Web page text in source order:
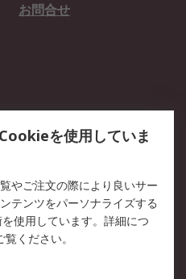
お問合せ
採用情報
コーポレートサイト
を使用していま
やご注文の際により良いサー
テンツをパーソナライズする
使用しています。詳細につ
覧ください。